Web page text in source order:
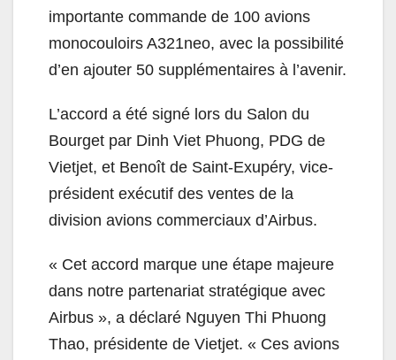
importante commande de 100 avions
monocouloirs A321neo, avec la possibilité
d’en ajouter 50 supplémentaires à l’avenir.
L’accord a été signé lors du Salon du
Bourget par Dinh Viet Phuong, PDG de
Vietjet, et Benoît de Saint-Exupéry, vice-
président exécutif des ventes de la
division avions commerciaux d’Airbus.
« Cet accord marque une étape majeure
dans notre partenariat stratégique avec
Airbus », a déclaré Nguyen Thi Phuong
Thao, présidente de Vietjet. « Ces avions